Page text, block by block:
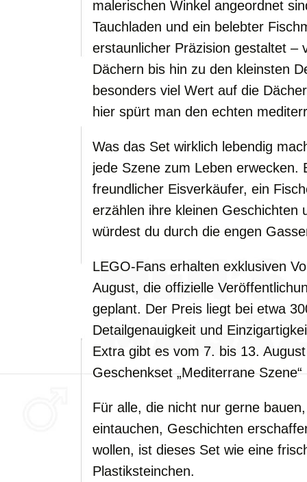
malerischen Winkel angeordnet
Tauchladen und ein belebter
erstaunlicher Präzision gestaltet –
Dächern bis hin zu den kleinsten
besonders viel Wert auf die
hier spürt man den echten
Was das Set wirklich lebendig
jede Szene zum Leben erwecken.
freundlicher Eisverkäufer, ein
erzählen ihre kleinen Geschichten
würdest du durch die engen
LEGO-Fans erhalten exklusiven
August, die offizielle
geplant. Der Preis liegt bei etwa
Detailgenauigkeit und
Extra gibt es vom 7. bis 13.
Geschenkset „Mediterrane
Für alle, die nicht nur gerne
eintauchen, Geschichten
wollen, ist dieses Set wie eine
Plastiksteinchen.